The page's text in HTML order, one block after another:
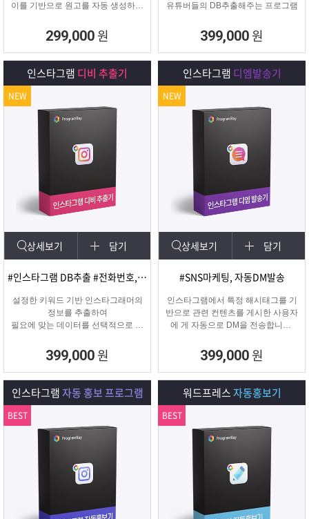
이를 기반으로 원고를 자동 생성하는
프로그램입니다.
299,000 원
유튜버들의 DB추출해주는 프로그램
399,000 원
인스타그램 디비 추출기
상세보기 담기
#인스타그램 DB추출 #전화번호, 이메일 추출
설정한 키워드 기반 인스타그래머의
정보를 추출하여
필요에 맞는 데이터를 선택적으로 수
399,000 원
NEW
인스타그램 디엠발송기
상세보기 담기
#SNS마케팅, 자동DM발송
인스타그램에서 특정 해시태그를 기
반으로 관련 컨텐츠를 게시한 사용자
에 게 자동으로 DM을 전송합니다.
수 등 특정 타겟의 인스타그래머에게
DM을 발송하여 관심을 끌 수 있습니
다.
399,000 원
NEW
인스타그램자동 홍보 프로그램
BEST
워드프레스자동홍보기
BEST